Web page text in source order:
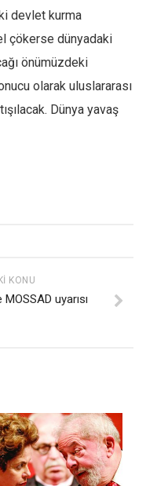
devlet kurma
çökerse dünyadaki
önümüzdeki
olarak uluslararası
Dünya yavaş
KONU
MOSSAD uyarısı